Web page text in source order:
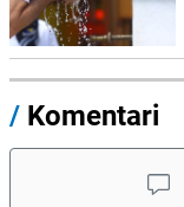
/ Komentari